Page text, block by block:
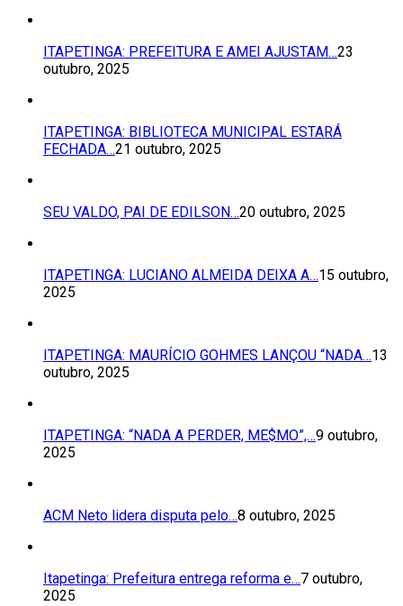
ITAPETINGA: PREFEITURA E AMEI AJUSTAM…23
outubro, 2025
ITAPETINGA: BIBLIOTECA MUNICIPAL ESTARÁ
FECHADA…21 outubro, 2025
SEU VALDO, PAI DE EDILSON…20 outubro, 2025
ITAPETINGA: LUCIANO ALMEIDA DEIXA A…15 outubro,
2025
ITAPETINGA: MAURÍCIO GOHMES LANÇOU “NADA…13
outubro, 2025
ITAPETINGA: “NADA A PERDER, ME$MO”,…9 outubro,
2025
ACM Neto lidera disputa pelo…8 outubro, 2025
Itapetinga: Prefeitura entrega reforma e…7 outubro,
2025